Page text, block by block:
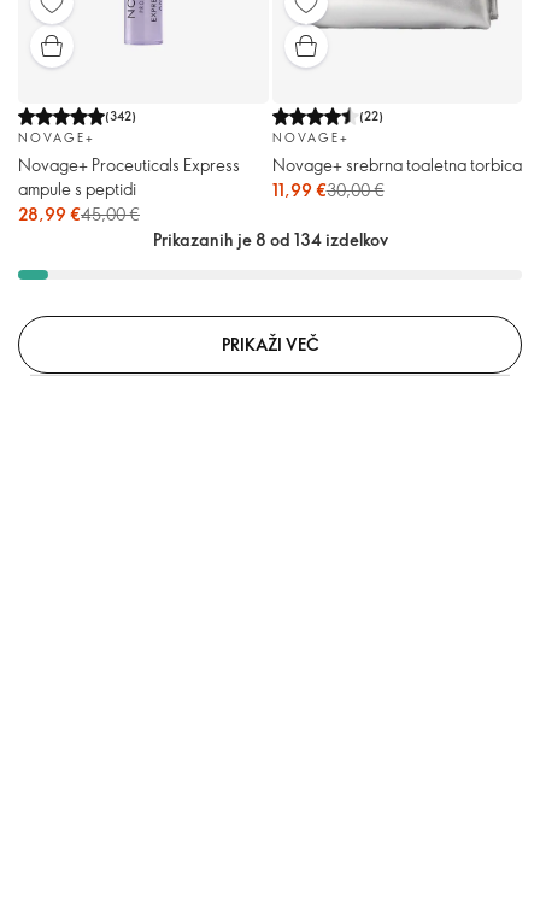
(342)
NOVAGE+
Novage+ Proceuticals Express
ampule s peptidi
28,99 €45,00 €
(22)
NOVAGE+
Novage+ srebrna toaletna torbica
11,99 €30,00 €
Prikazanih je 8 od 134 izdelkov
PRIKAŽI VEČ